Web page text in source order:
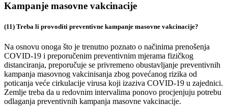
Kampanje masovne vakcinacije
(11) Treba li provoditi preventivne kampanje masovne vakcinacije?
Na osnovu onoga što je trenutno poznato o načinima prenošenja
COVID-19 i preporučenim preventivnim mjerama fizičkog
distanciranja, preporučuje se privremeno obustavljanje preventivnih
kampanja masovnog vakcinisanja zbog povećanog rizika od
poticanja veće cirkulacije virusa koji izaziva COVID-19 u zajednici.
Zemlje treba da u redovnim intervalima ponovo procjenjuju potrebu
odlaganja preventivnih kampanja masovne vakcinacije.